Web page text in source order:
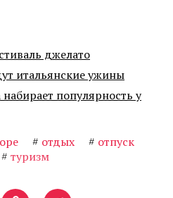
джелато
итальянские ужины
популярность у
# отдых # отпуск
# туризм